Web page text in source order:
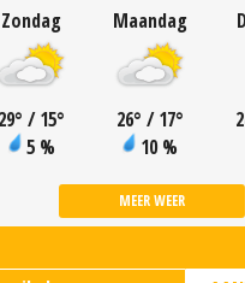
Zondag
° / 15°
5 %
Maandag
26° / 17°
10 %
MEER WEER